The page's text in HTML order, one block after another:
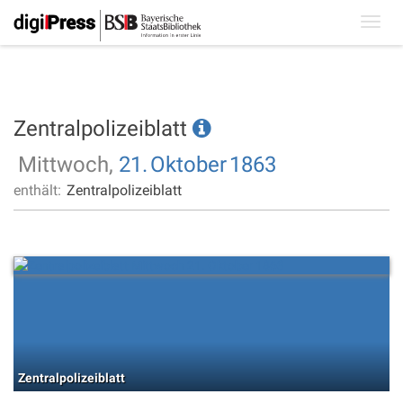
Zentralpolizeiblatt
Mittwoch, 21.Oktober1863
enthält: Zentralpolizeiblatt
Zentralpolizeiblatt